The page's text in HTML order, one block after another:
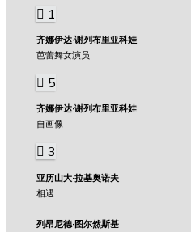
1
齐娜伊达·谢列布里亚科娃
芭蕾舞女演员
5
齐娜伊达·谢列布里亚科娃
自画像
3
亚历山大·拉基奥诺夫
相遇
列昂尼德·图尔然斯基